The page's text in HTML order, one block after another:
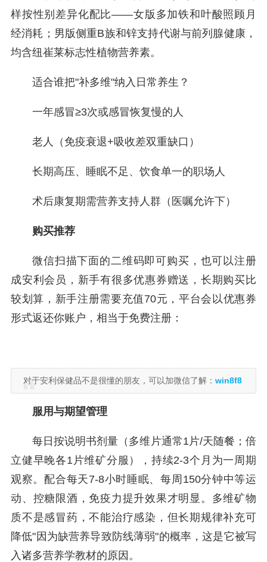
样按性别差异化配比——女版多加铁和叶酸照顾月
经消耗；男版侧重B族和锌支持代谢与前列腺健康，
均含纽崔莱标志性植物营养素。
适合谁把"补多维"纳入日常养生？
一年感冒≥3次或感冒恢复慢的人
老人（免疫衰退+吸收差双重缺口）
长期高压、睡眠不足、饮食单一的职场人
术后康复期需营养支持人群（医嘱允许下）
购买推荐
微信扫描下面的二维码即可购买，也可以注册
成安利会员，新手有很多优惠券赠送，长期购买比
较划算，新手注册需要充值70元，平台会以优惠券
形式返还你账户，相当于免费注册：
对于安利保健品不是很懂的朋友，可以加微信了解： win8f8
服用与期望管理
每日按说明书剂量（多维片通常1片/天随餐；倍
立健早晚各1片维矿分服），持续2-3个月为一周期
观察。配合每天7-8小时睡眠、每周150分钟中等运
动、控糖限酒，免疫力提升效果才明显。多维矿物
质不是感冒药，不能治疗感染，但长期规律补充可
降低"因为缺营养导致防线薄弱"的概率，这是它被写
入诸多营养学教材的原因。